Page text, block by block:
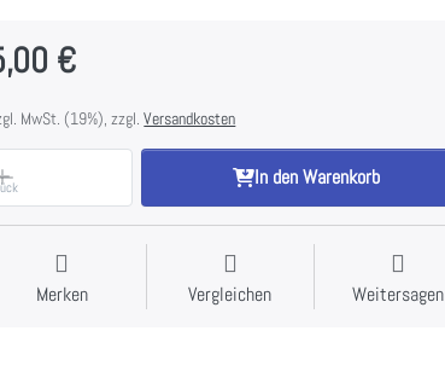
€
MwSt. (19%), zzgl.Versandkosten
In den Warenkorb
Merken Vergleichen Weitersagen